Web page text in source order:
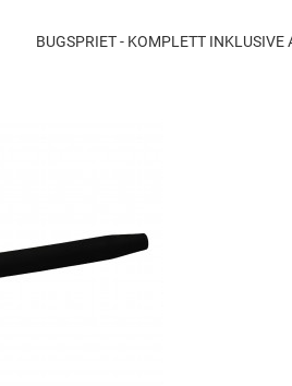
BUGSPRIET - KOMPLETT